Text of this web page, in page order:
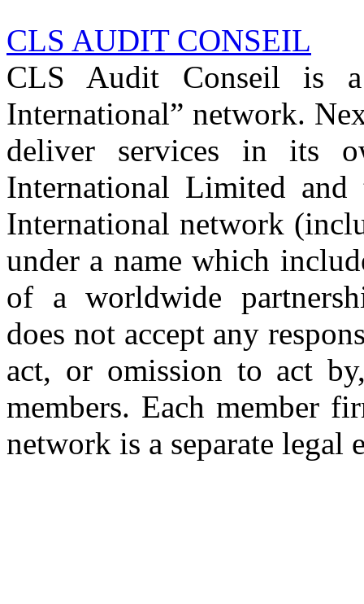
CLS AUDIT CONSEIL
CLS Audit Conseil is
International” network.
deliver services in its
International Limited
International network
under a name which
of a worldwide
does not accept any
act, or omission to act
members. Each member
network is a separate legal